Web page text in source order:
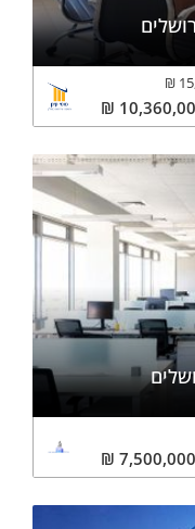
₪
₪
7,500,000
₪